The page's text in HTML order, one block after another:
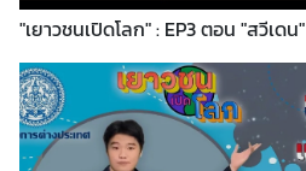
l
i
n
e
S
"เยาวชนเปิดโลก" : EP3 ตอน "สวีเดน"